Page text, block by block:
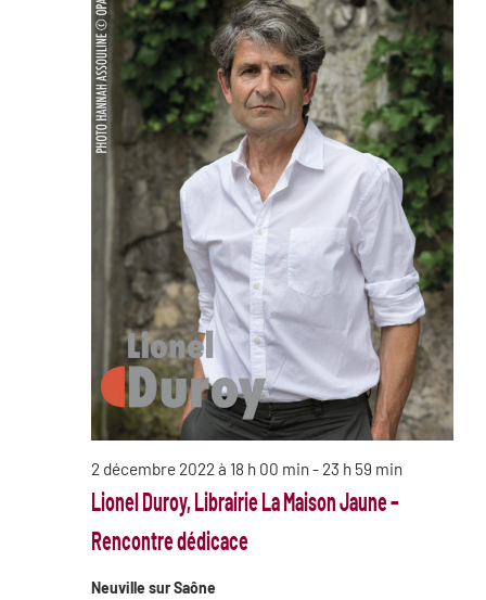
Lionel Duroy, Librairie La Maison Jaune –
Rencontre dédicace
2 décembre 2022 à 18 h 00 min- 23 h 59 min
Neuville sur Saône